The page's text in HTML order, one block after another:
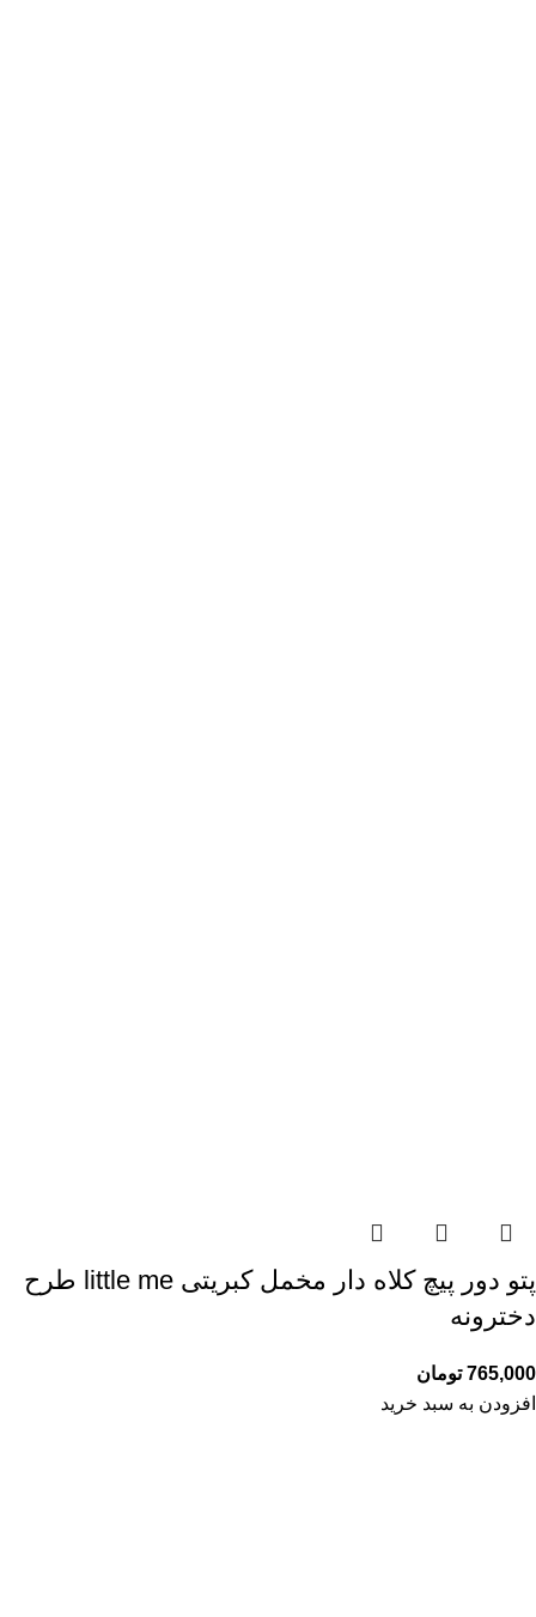
پتو دور پیچ کلاه دار مخمل کبریتی little me طرح
دخترونه
765,000 تومان
افزودن به سبد خرید